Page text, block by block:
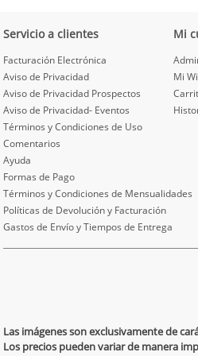
Servicio a clientes
Facturación Electrónica
Aviso de Privacidad
Aviso de Privacidad Prospectos
Aviso de Privacidad- Eventos
Términos y Condiciones de Uso
Comentarios
Ayuda
Formas de Pago
Términos y Condiciones de Mensualidades
Políticas de Devolución y Facturación
Gastos de Envío y Tiempos de Entrega
Mi
Mi
Las imágenes son exclusivamente de
Los precios pueden variar de manera